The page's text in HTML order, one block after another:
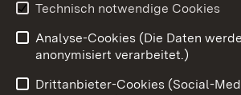
Impressum
Kontakt
Technisch notwendige Cookies
Analyse-Cookies (Die Daten
anonymisiert verarbeitet.)
Drittanbieter-Cookies (Social-